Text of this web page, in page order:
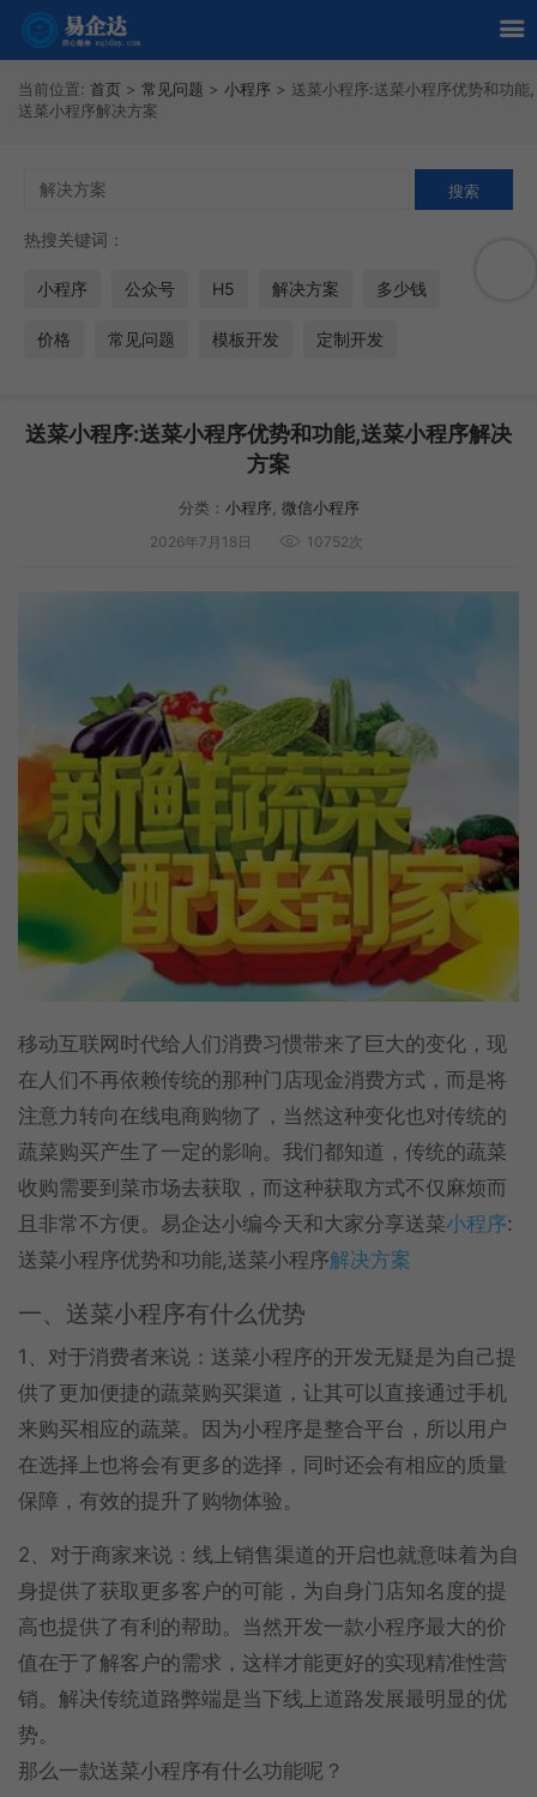
当前位置: 首页 > 常见问题 > 小程序 > 送菜小程序:送菜小程序优势和功能,
送菜小程序解决方案
热搜关键词：
小程序 公众号 H5 解决方案 多少钱
价格 常见问题 模板开发 定制开发
送菜小程序:送菜小程序优势和功能,送菜小程序解决
方案
分类： 小程序 微信小程序
2026年7月18日 10752次
移动互联网时代给人们消费习惯带来了巨大的变化，现
在人们不再依赖传统的那种门店现金消费方式，而是将
注意力转向在线电商购物了，当然这种变化也对传统的
蔬菜购买产生了一定的影响。我们都知道，传统的蔬菜
收购需要到菜市场去获取，而这种获取方式不仅麻烦而
且非常不方便。易企达小编今天和大家分享送菜小程序:
送菜小程序优势和功能,送菜小程序解决方案
一、送菜小程序有什么优势
1、对于消费者来说：送菜小程序的开发无疑是为自己提
供了更加便捷的蔬菜购买渠道，让其可以直接通过手机
来购买相应的蔬菜。因为小程序是整合平台，所以用户
在选择上也将会有更多的选择，同时还会有相应的质量
保障，有效的提升了购物体验。
2、对于商家来说：线上销售渠道的开启也就意味着为自
身提供了获取更多客户的可能，为自身门店知名度的提
高也提供了有利的帮助。当然开发一款小程序最大的价
值在于了解客户的需求，这样才能更好的实现精准性营
销。解决传统道路弊端是当下线上道路发展最明显的优
势。
那么一款送菜小程序有什么功能呢？